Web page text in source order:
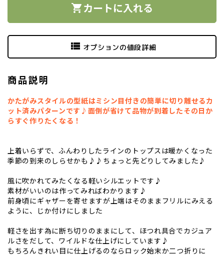
shopping_cart カートに入れる
view_list オプションの値段詳細
商品説明
かたがみスタイルの型紙はミシン目付きの簡単に切り離せるカ
ット済みパターンです♪面倒が省けて品物が到着したその日か
らすぐ作りたくなる！
上着いらずで、ふんわりしたラインのトップスは暖かくなった
季節の到来のしらせかも♪♪ちょっと先どりしてみました♪
風に吹かれてみたくなる軽いシルエットです♪
素材がいいのは作ってみればわかります♪
前身頃にギャザーを寄せますが上端はそのままフリルにみえる
ように、じか付けにしました
軽さを出す為に断ち切りのままにして、ほつれ具合でカジュア
ルさをだして、ワイルドな仕上げにしています♪
もちろんきれい目に仕上げるのならロック始末か二つ折りに